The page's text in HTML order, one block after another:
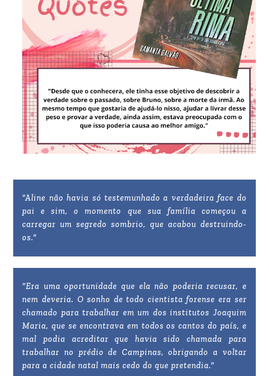
"Aline não havia só testemunhado a verdadeira face do
pai e sim, o momento que sua família começou a
carregar um segredo sombrio, que acabou destruindo-
os."
"Era uma oportunidade que ela não poderia recusar, e
nem deveria. O sonho de todo cientista forense era ser
chamado para trabalhar em um dos institutos Joaquim
Maria, que se encontrava em todos os cantos do país, e
mal podia acreditar que havia sido chamada para
trabalhar no prédio de Campinas, obrigando a voltar
para a cidade natal mais cedo do que pretendia."